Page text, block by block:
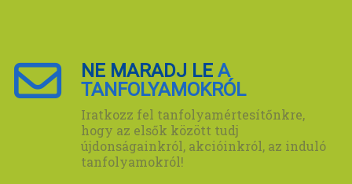
NE MARADJ LE A
TANFOLYAMOKRÓL
Iratkozz fel tanfolyamértesítőnkre,
hogy az elsők között tudj
újdonságainkról, akcióinkról, az induló
tanfolyamokról!